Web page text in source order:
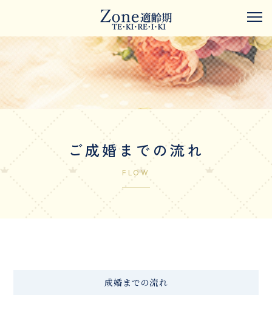
ご成婚までの流れ
FLOW
成婚までの流れ